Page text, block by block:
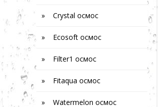
» Crystal осмос
» Ecosoft осмос
» Filter1 осмос
» Fitaqua осмос
» Watermelon осмос